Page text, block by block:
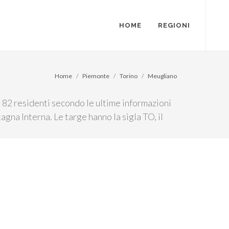
HOME REGIONI
residenti secondo le ultime informazioni
Interna. Le targe hanno la sigla TO, il
Home Piemonte Torino Meugliano